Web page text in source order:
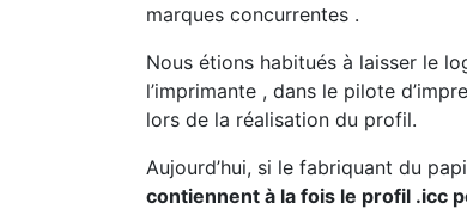
marques concurrentes .
Nous étions habitués à laisser le
l’imprimante , dans le pilote
lors de la réalisation du profil.
Aujourd’hui, si le fabriquant du
contiennent à la fois le profil .icc